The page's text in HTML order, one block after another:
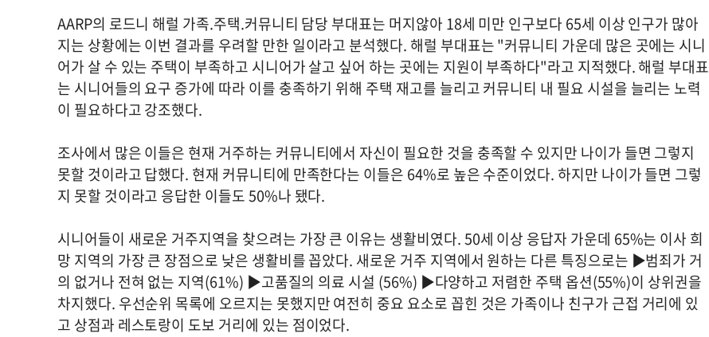
AARP의 로드니 해럴 가족.주택.커뮤니티 담당 부대표는 머지않아 18세 미만 인구보다 65세 이상 인구가 많아
지는 상황에는 이번 결과를 우려할 만한 일이라고 분석했다. 해럴 부대표는 "커뮤니티 가운데 많은 곳에는 시니
어가 살 수 있는 주택이 부족하고 시니어가 살고 싶어 하는 곳에는 지원이 부족하다"라고 지적했다. 해럴 부대표
는 시니어들의 요구 증가에 따라 이를 충족하기 위해 주택 재고를 늘리고 커뮤니티 내 필요 시설을 늘리는 노력
이 필요하다고 강조했다.
조사에서 많은 이들은 현재 거주하는 커뮤니티에서 자신이 필요한 것을 충족할 수 있지만 나이가 들면 그렇지
못할 것이라고 답했다. 현재 커뮤니티에 만족한다는 이들은 64%로 높은 수준이었다. 하지만 나이가 들면 그렇
지 못할 것이라고 응답한 이들도 50%나 됐다.
시니어들이 새로운 거주지역을 찾으려는 가장 큰 이유는 생활비였다. 50세 이상 응답자 가운데 65%는 이사 희
망 지역의 가장 큰 장점으로 낮은 생활비를 꼽았다. 새로운 거주 지역에서 원하는 다른 특징으로는 ▶범죄가 거
의 없거나 전혀 없는 지역(61%) ▶고품질의 의료 시설 (56%) ▶다양하고 저렴한 주택 옵션(55%)이 상위권을
차지했다. 우선순위 목록에 오르지는 못했지만 여전히 중요 요소로 꼽힌 것은 가족이나 친구가 근접 거리에 있
고 상점과 레스토랑이 도보 거리에 있는 점이었다.